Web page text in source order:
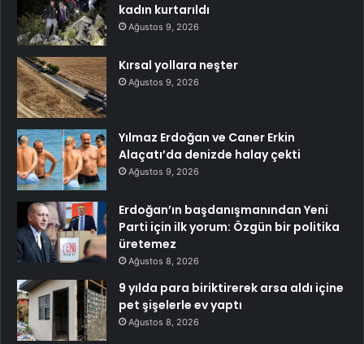
kadın kurtarıldı
Ağustos 9, 2026
Kırsal yollara neşter
Ağustos 9, 2026
Yılmaz Erdoğan ve Caner Erkin
Alaçatı’da denizde halay çekti
Ağustos 9, 2026
Erdoğan’ın başdanışmanından Yeni
Parti için ilk yorum: Özgün bir politika
üretemez
Ağustos 8, 2026
9 yılda para biriktirerek arsa aldı içine
pet şişelerle ev yaptı
Ağustos 8, 2026